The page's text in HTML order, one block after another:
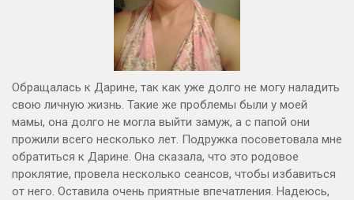
Обращалась к Дарине, так как уже долго не могу наладить
свою личную жизнь. Такие же проблемы были у моей
мамы, она долго не могла выйти замуж, а с папой они
прожили всего несколько лет. Подружка посоветовала мне
обратиться к Дарине. Она сказала, что это родовое
проклятие, провела несколько сеансов, чтобы избавиться
от него. Оставила очень приятные впечатления. Надеюсь,